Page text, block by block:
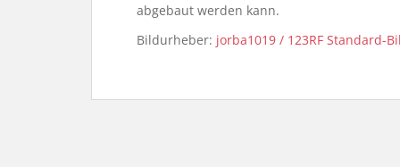
abgebaut werden kann.
Bildurheber: jorba1019 / 123RF Standard-